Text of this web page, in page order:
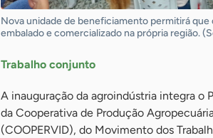
Nova unidade de beneficiamento permitirá
embalado e comercializado na própria região.
Trabalho conjunto
A inauguração da agroindústria integra
da Cooperativa de Produção
(COOPERVID), do Movimento dos